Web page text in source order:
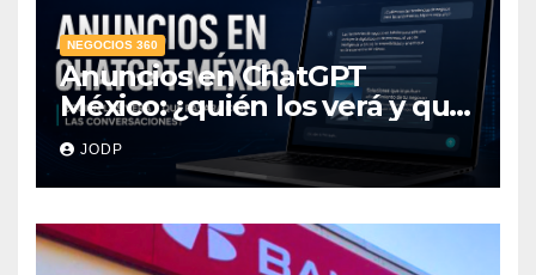
NEGOCIOS 360
Anuncios en ChatGPT
México: ¿quién los verá y qué
pasará con las
conversaciones?
JODP